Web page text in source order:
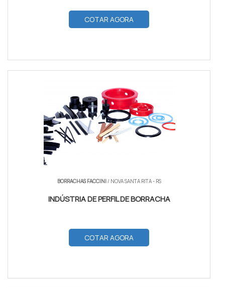
COTAR AGORA
BORRACHAS FACCINI/ NOVA SANTA RITA - RS
INDÚSTRIA DE PERFIL DE BORRACHA
COTAR AGORA